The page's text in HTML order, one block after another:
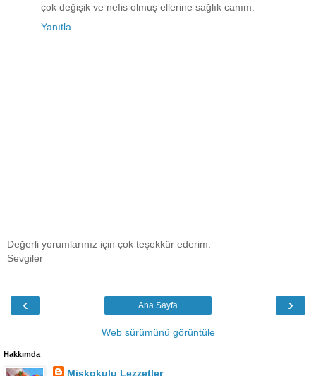
çok değişik ve nefis olmuş ellerine sağlık canım.
Yanıtla
Değerli yorumlarınız için çok teşekkür ederim.
Sevgiler
‹ ›
Ana Sayfa
Web sürümünü görüntüle
Hakkımda
Miskokulu Lezzetler